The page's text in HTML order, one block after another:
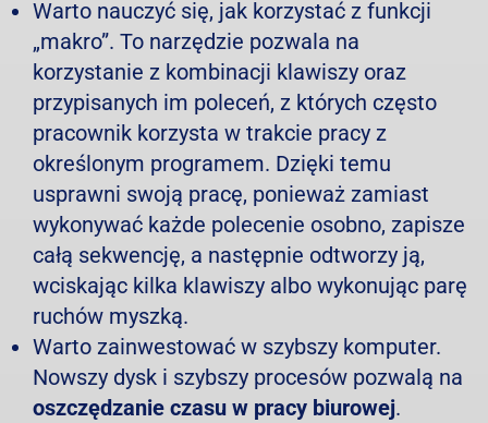
Warto nauczyć się, jak korzystać z funkcji
„makro”. To narzędzie pozwala na
korzystanie z kombinacji klawiszy oraz
przypisanych im poleceń, z których często
pracownik korzysta w trakcie pracy z
określonym programem. Dzięki temu
usprawni swoją pracę, ponieważ zamiast
wykonywać każde polecenie osobno, zapisze
całą sekwencję, a następnie odtworzy ją,
wciskając kilka klawiszy albo wykonując parę
ruchów myszką.
Warto zainwestować w szybszy komputer.
Nowszy dysk i szybszy procesów pozwalą na
oszczędzanie czasu w pracy biurowej.